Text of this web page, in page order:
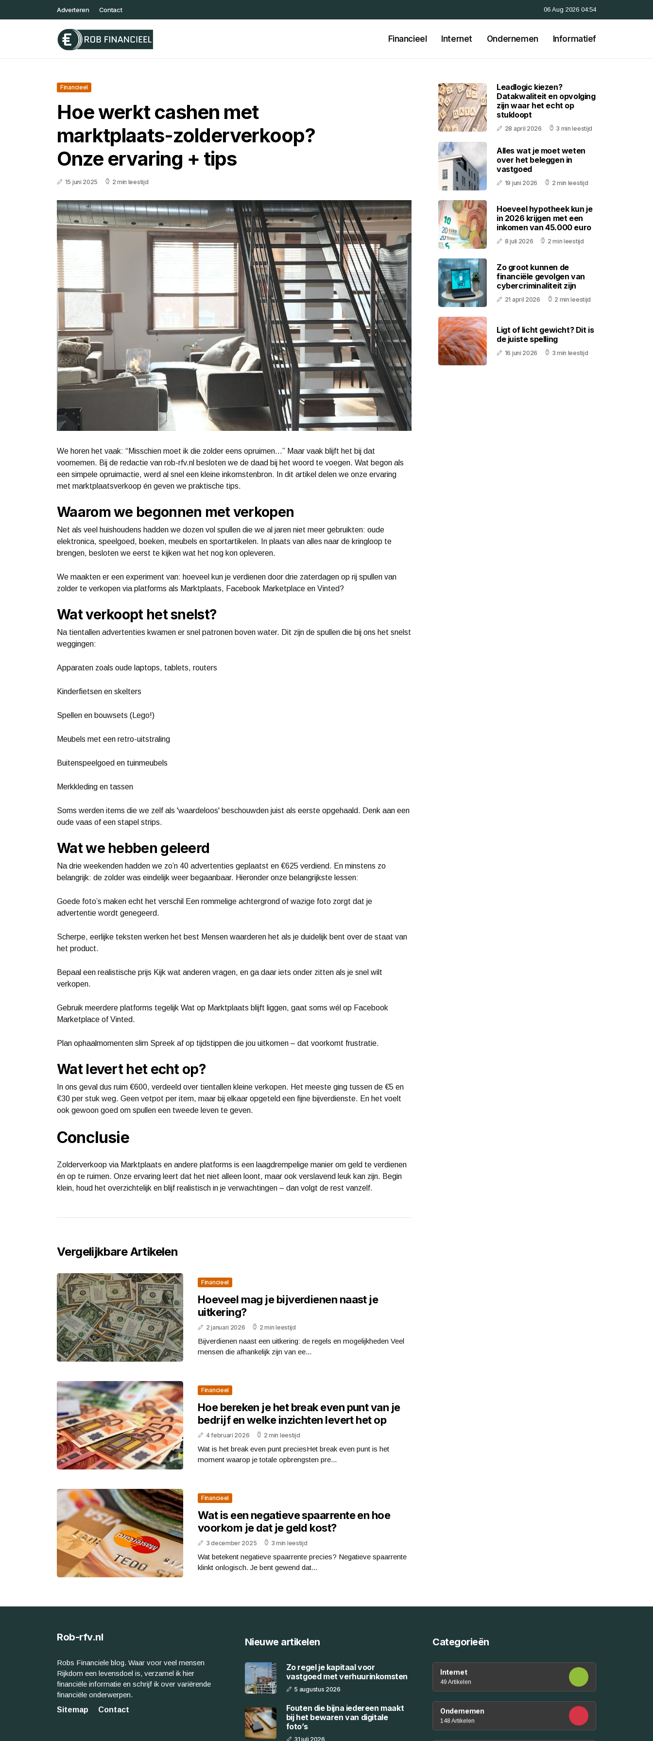
Adverteren Contact 06 Aug 2026 04:54
Financieel Internet Ondernemen Informatief
Financieel
Hoe werkt cashen met
marktplaats-zolderverkoop?
Onze ervaring + tips
15 juni 2025 2 min leestijd
We horen het vaak: “Misschien moet ik die zolder eens opruimen…” Maar vaak blijft het bij dat
voornemen. Bij de redactie van rob-rfv.nl besloten we de daad bij het woord te voegen. Wat begon als
een simpele opruimactie, werd al snel een kleine inkomstenbron. In dit artikel delen we onze ervaring
met marktplaatsverkoop én geven we praktische tips.
Waarom we begonnen met verkopen
Net als veel huishoudens hadden we dozen vol spullen die we al jaren niet meer gebruikten: oude
elektronica, speelgoed, boeken, meubels en sportartikelen. In plaats van alles naar de kringloop te
brengen, besloten we eerst te kijken wat het nog kon opleveren.
We maakten er een experiment van: hoeveel kun je verdienen door drie zaterdagen op rij spullen van
zolder te verkopen via platforms als Marktplaats, Facebook Marketplace en Vinted?
Wat verkoopt het snelst?
Na tientallen advertenties kwamen er snel patronen boven water. Dit zijn de spullen die bij ons het snelst
weggingen:
Apparaten zoals oude laptops, tablets, routers
Kinderfietsen en skelters
Spellen en bouwsets (Lego!)
Meubels met een retro-uitstraling
Buitenspeelgoed en tuinmeubels
Merkkleding en tassen
Soms werden items die we zelf als 'waardeloos' beschouwden juist als eerste opgehaald. Denk aan een
oude vaas of een stapel strips.
Wat we hebben geleerd
Na drie weekenden hadden we zo’n 40 advertenties geplaatst en €625 verdiend. En minstens zo
belangrijk: de zolder was eindelijk weer begaanbaar. Hieronder onze belangrijkste lessen:
Goede foto’s maken echt het verschil Een rommelige achtergrond of wazige foto zorgt dat je
advertentie wordt genegeerd.
Scherpe, eerlijke teksten werken het best Mensen waarderen het als je duidelijk bent over de staat van
het product.
Bepaal een realistische prijs Kijk wat anderen vragen, en ga daar iets onder zitten als je snel wilt
verkopen.
Gebruik meerdere platforms tegelijk Wat op Marktplaats blijft liggen, gaat soms wél op Facebook
Marketplace of Vinted.
Plan ophaalmomenten slim Spreek af op tijdstippen die jou uitkomen – dat voorkomt frustratie.
Wat levert het echt op?
In ons geval dus ruim €600, verdeeld over tientallen kleine verkopen. Het meeste ging tussen de €5 en
€30 per stuk weg. Geen vetpot per item, maar bij elkaar opgeteld een fijne bijverdienste. En het voelt
ook gewoon goed om spullen een tweede leven te geven.
Conclusie
Zolderverkoop via Marktplaats en andere platforms is een laagdrempelige manier om geld te verdienen
én op te ruimen. Onze ervaring leert dat het niet alleen loont, maar ook verslavend leuk kan zijn. Begin
klein, houd het overzichtelijk en blijf realistisch in je verwachtingen – dan volgt de rest vanzelf.
Vergelijkbare Artikelen
Financieel
Hoeveel mag je bijverdienen naast je
uitkering?
2 januari 2026 2 min leestijd
Bijverdienen naast een uitkering: de regels en mogelijkheden Veel
mensen die afhankelijk zijn van ee...
Financieel
Hoe bereken je het break even punt van je
bedrijf en welke inzichten levert het op
4 februari 2026 2 min leestijd
Wat is het break even punt preciesHet break even punt is het
moment waarop je totale opbrengsten pre...
Financieel
Wat is een negatieve spaarrente en hoe
voorkom je dat je geld kost?
3 december 2025 3 min leestijd
Wat betekent negatieve spaarrente precies? Negatieve spaarrente
klinkt onlogisch. Je bent gewend dat...
Leadlogic kiezen?
Datakwaliteit en opvolging
zijn waar het echt op
stukloopt
28 april 2026 3 min leestijd
Alles wat je moet weten
over het beleggen in
vastgoed
19 juni 2026 2 min leestijd
Hoeveel hypotheek kun je
in 2026 krijgen met een
inkomen van 45.000 euro
8 juli 2026 2 min leestijd
Zo groot kunnen de
financiële gevolgen van
cybercriminaliteit zijn
21 april 2026 2 min leestijd
Ligt of licht gewicht? Dit is
de juiste spelling
16 juni 2026 3 min leestijd
Rob-rfv.nl
Robs Financiele blog. Waar voor veel mensen
Rijkdom een levensdoel is, verzamel ik hier
financiële informatie en schrijf ik over variërende
financiële onderwerpen.
Sitemap
Contact
Nieuwe artikelen
Zo regel je kapitaal voor
vastgoed met verhuurinkomsten
5 augustus 2026
Fouten die bijna iedereen maakt
bij het bewaren van digitale
foto’s
31 juli 2026
Categorieën
Internet
49 Artikelen
Ondernemen
148 Artikelen